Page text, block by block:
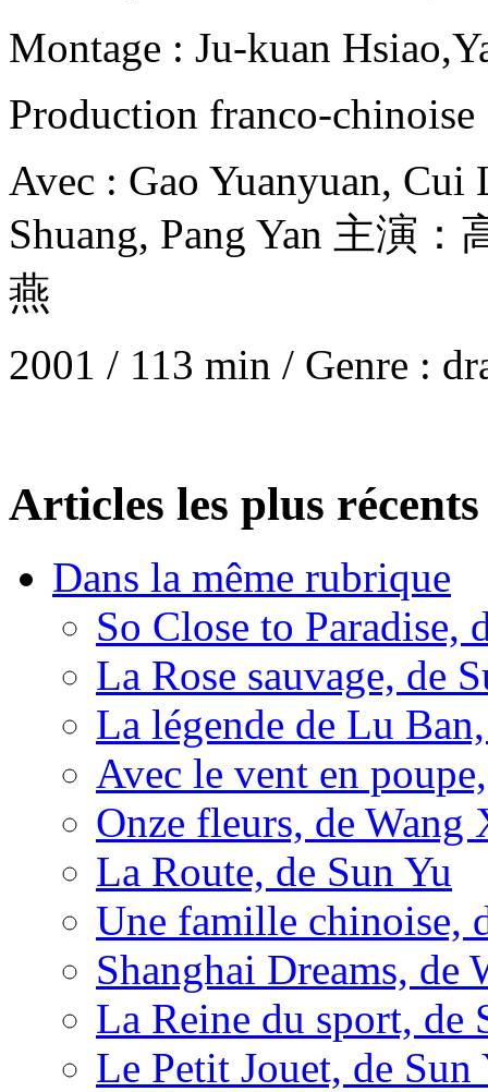
Montage : Ju-kuan
Production franco-chinoise
Avec : Gao Yuanyuan,
Shuang, Pang Yan 主演
燕
2001 / 113 min / Genre :
Articles les plus récents
Dans la même rubrique
So Close to Paradise,
La Rose sauvage, de
La légende de Lu
Avec le vent en
Onze fleurs, de Wang
La Route, de Sun Yu
Une famille chinoise,
Shanghai Dreams, de
La Reine du sport, de
Le Petit Jouet, de Sun